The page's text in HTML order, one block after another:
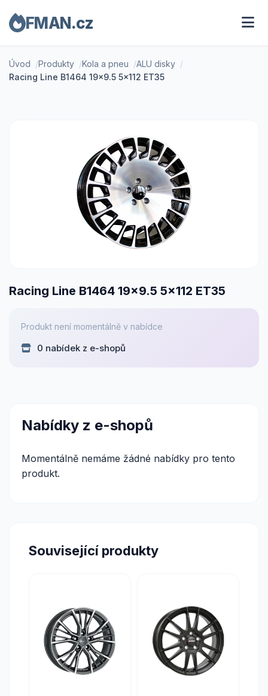
FMAN.cz
Úvod Produkty Kola a pneu
ALU disky
Racing Line B1464 19x9.5 5x112 ET35
Racing Line B1464 19x9.5 5x112 ET35
Produkt není momentálně v nabídce
0 nabídek z e-shopů
Nabídky z e-shopů
Momentálně nemáme žádné nabídky pro tento
produkt.
Související produkty